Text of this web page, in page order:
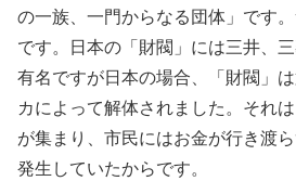
の一族、一門からなる団体」です
です。日本の「財閥」には三井、
有名ですが日本の場合、「財閥」
カによって解体されました。それ
が集まり、市民にはお金が行き渡
発生していたからです。